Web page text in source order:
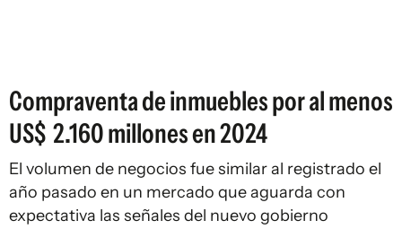
Compraventa de inmuebles por al menos
US$ 2.160 millones en 2024
El volumen de negocios fue similar al registrado el
año pasado en un mercado que aguarda con
expectativa las señales del nuevo gobierno